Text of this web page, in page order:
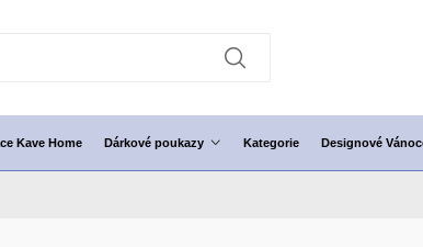
Kave Home Dárkové poukazy Kategorie Designové